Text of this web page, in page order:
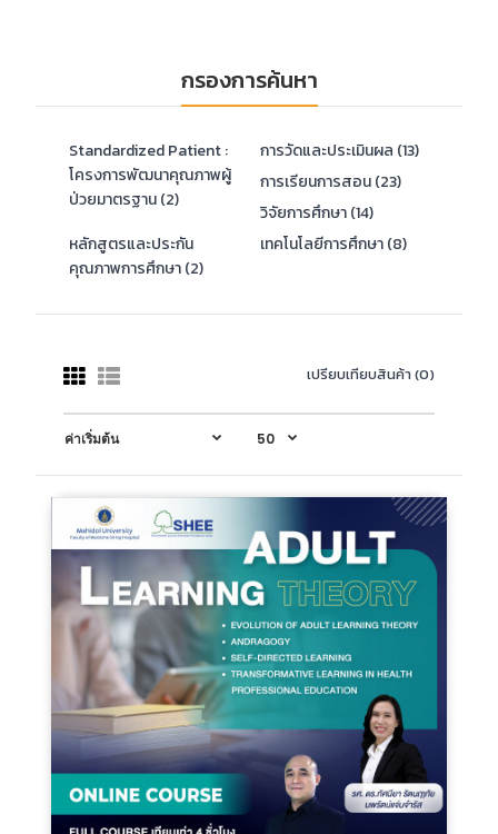
กรองการค้นหา
Standardized Patient :
โครงการพัฒนาคุณภาพผู้
ป่วยมาตรฐาน (2)
การวัดและประเมินผล (13)
การเรียนการสอน (23)
วิจัยการศึกษา (14)
หลักสูตรและประกัน
คุณภาพการศึกษา (2)
เทคโนโลยีการศึกษา (8)
เปรียบเทียบสินค้า (0)